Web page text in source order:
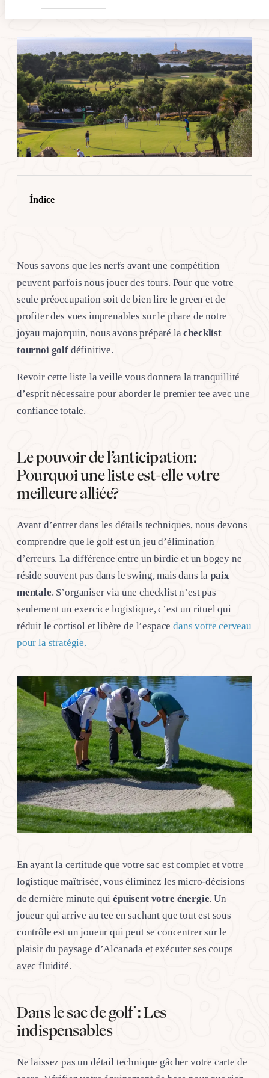
Índice
Nous savons que les nerfs avant une compétition
peuvent parfois nous jouer des tours. Pour que votre
seule préoccupation soit de bien lire le green et de
profiter des vues imprenables sur le phare de notre
joyau majorquin, nous avons préparé lachecklist
tournoi golfdéfinitive.
Revoir cette liste la veille vous donnera la tranquillité
d’esprit nécessaire pour aborder le premier tee avec une
confiance totale.
Le pouvoir de l’anticipation:
Pourquoi une liste est-elle votre
meilleure alliée?
Avant d’entrer dans les détails techniques, nous devons
comprendre que le golf est un jeu d’élimination
d’erreurs. La différence entre un birdie et un bogey ne
réside souvent pas dans le swing, mais dans lapaix
mentale. S’organiser via une checklist n’est pas
seulement un exercice logistique, c’est un rituel qui
réduit le cortisol et libère de l’espace dans votre cerveau
pour la stratégie.
En ayant la certitude que votre sac est complet et votre
logistique maîtrisée, vous éliminez les micro-décisions
de dernière minute quiépuisent votre énergie. Un
joueur qui arrive au tee en sachant que tout est sous
contrôle est un joueur qui peut se concentrer sur le
plaisir du paysage d’Alcanada et exécuter ses coups
avec fluidité.
Dans le sac de golf : Les
indispensables
Ne laissez pas un détail technique gâcher votre carte de